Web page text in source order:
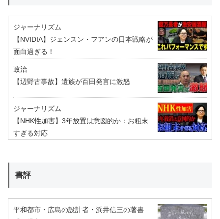
ジャーナリズム
【NVIDIA】ジェンスン・フアンの日本戦略が
面白過ぎる！
政治
【辺野古事故】遺族が百田発言に激怒
ジャーナリズム
【NHK性加害】3年放置は意図的か：お粗末
すぎる対応
書評
平和都市・広島の設計者・浜井信三の著書